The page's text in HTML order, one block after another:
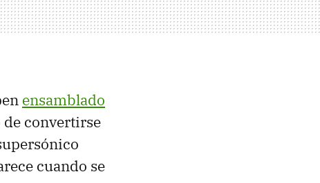
ensamblado
convertirse
cuando se